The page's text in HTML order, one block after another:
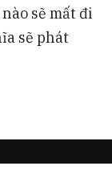
sẽ mất đi
sẽ phát